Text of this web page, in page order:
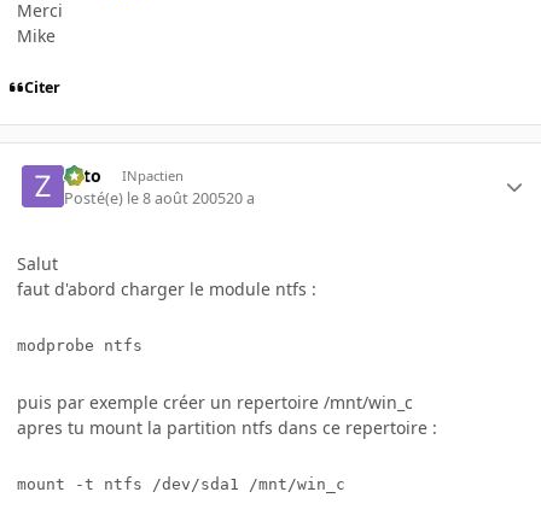
Merci
Mike
Citer
zoto INpactien
Posté(e) le 8 août 200520 a
Salut
faut d'abord charger le module ntfs :
modprobe ntfs
puis par exemple créer un repertoire /mnt/win_c
apres tu mount la partition ntfs dans ce repertoire :
mount -t ntfs /dev/sda1 /mnt/win_c